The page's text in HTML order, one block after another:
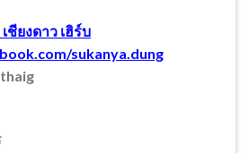
ชียงดาว เฮิร์บ
sukanya.dung